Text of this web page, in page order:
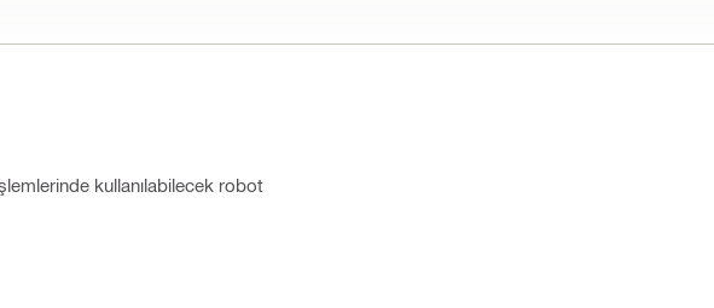
kullanılabilecek robot